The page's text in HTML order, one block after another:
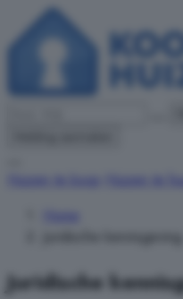
Juridische